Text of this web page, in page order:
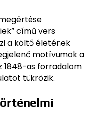
című vers
a költő életének
motívumok a
1848-as forradalom
tükrözik.